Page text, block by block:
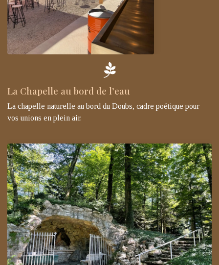
La Chapelle au bord de l’eau
La chapelle naturelle au bord du Doubs, cadre poétique pour
vos unions en plein air.